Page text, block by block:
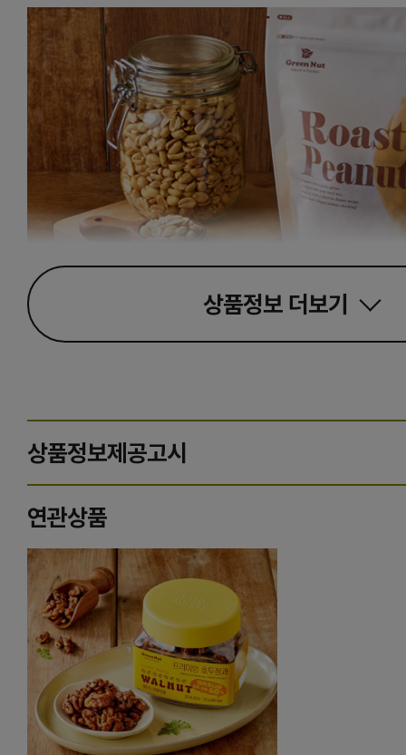
상품정보 더보기
상품정보제공고시
연관상품